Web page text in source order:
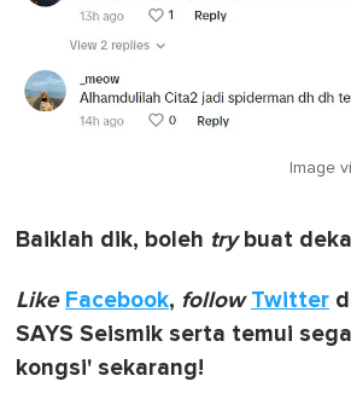
Image
Baiklah dik, boleh trybuat
Like Facebook, follow Twitter
SAYS Seismik serta temui
kongsi' sekarang!